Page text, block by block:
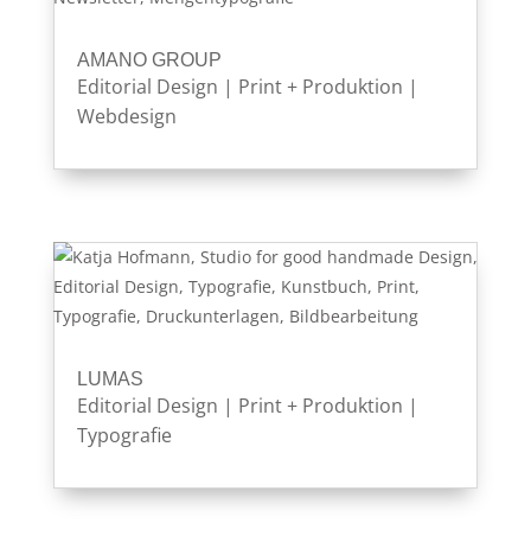
AMANO GROUP
Editorial Design | Print + Produktion |
Webdesign
LUMAS
Editorial Design | Print + Produktion |
Typografie